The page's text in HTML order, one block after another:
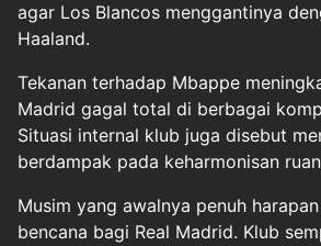
agar Los Blancos menggantinya
Haaland.
Tekanan terhadap Mbappe
Madrid gagal total di berbagai
Situasi internal klub juga disebut
berdampak pada keharmonisan
Musim yang awalnya penuh
bencana bagi Real Madrid. Klub